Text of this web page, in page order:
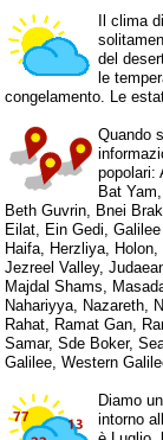
Il clima
del
le
congelamento. Le
Quando
popolari:
Bat
Beth Guvrin, Bnei
Eilat, Ein Gedi,
Haifa, Herzliya,
Jezreel Valley,
Majdal Shams,
Nahariyya, Nazareth,
Rahat, Ramat Gan,
Samar, Sde Boker,
Galilee, Western
Diamo
intorno